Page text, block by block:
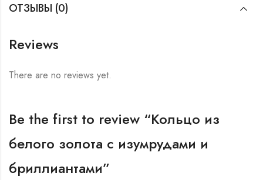
ОТЗЫВЫ (0)
Reviews
There are no reviews yet.
Be the first to review “Кольцо из
белого золота с изумрудами и
бриллиантами”